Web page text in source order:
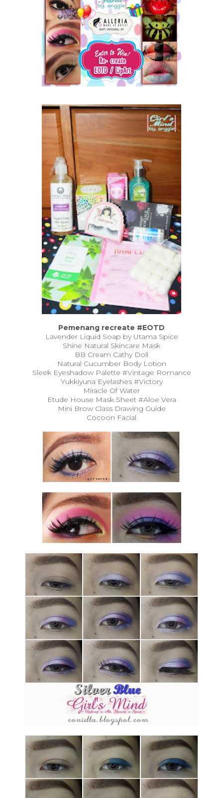
Pemenang recreate #EOTD
Lavender Liquid Soap by Utama Spice
Shine Natural Skincare Mask
BB Cream Cathy Doll
Natural Cucumber Body Lotion
Sleek Eyeshadow Palette #Vintage Romance
Yukkiyuna Eyelashes #Victory
Miracle Of Water
Etude House Mask Sheet #Aloe Vera
Mini Brow Class Drawing Guide
Cocoon Facial